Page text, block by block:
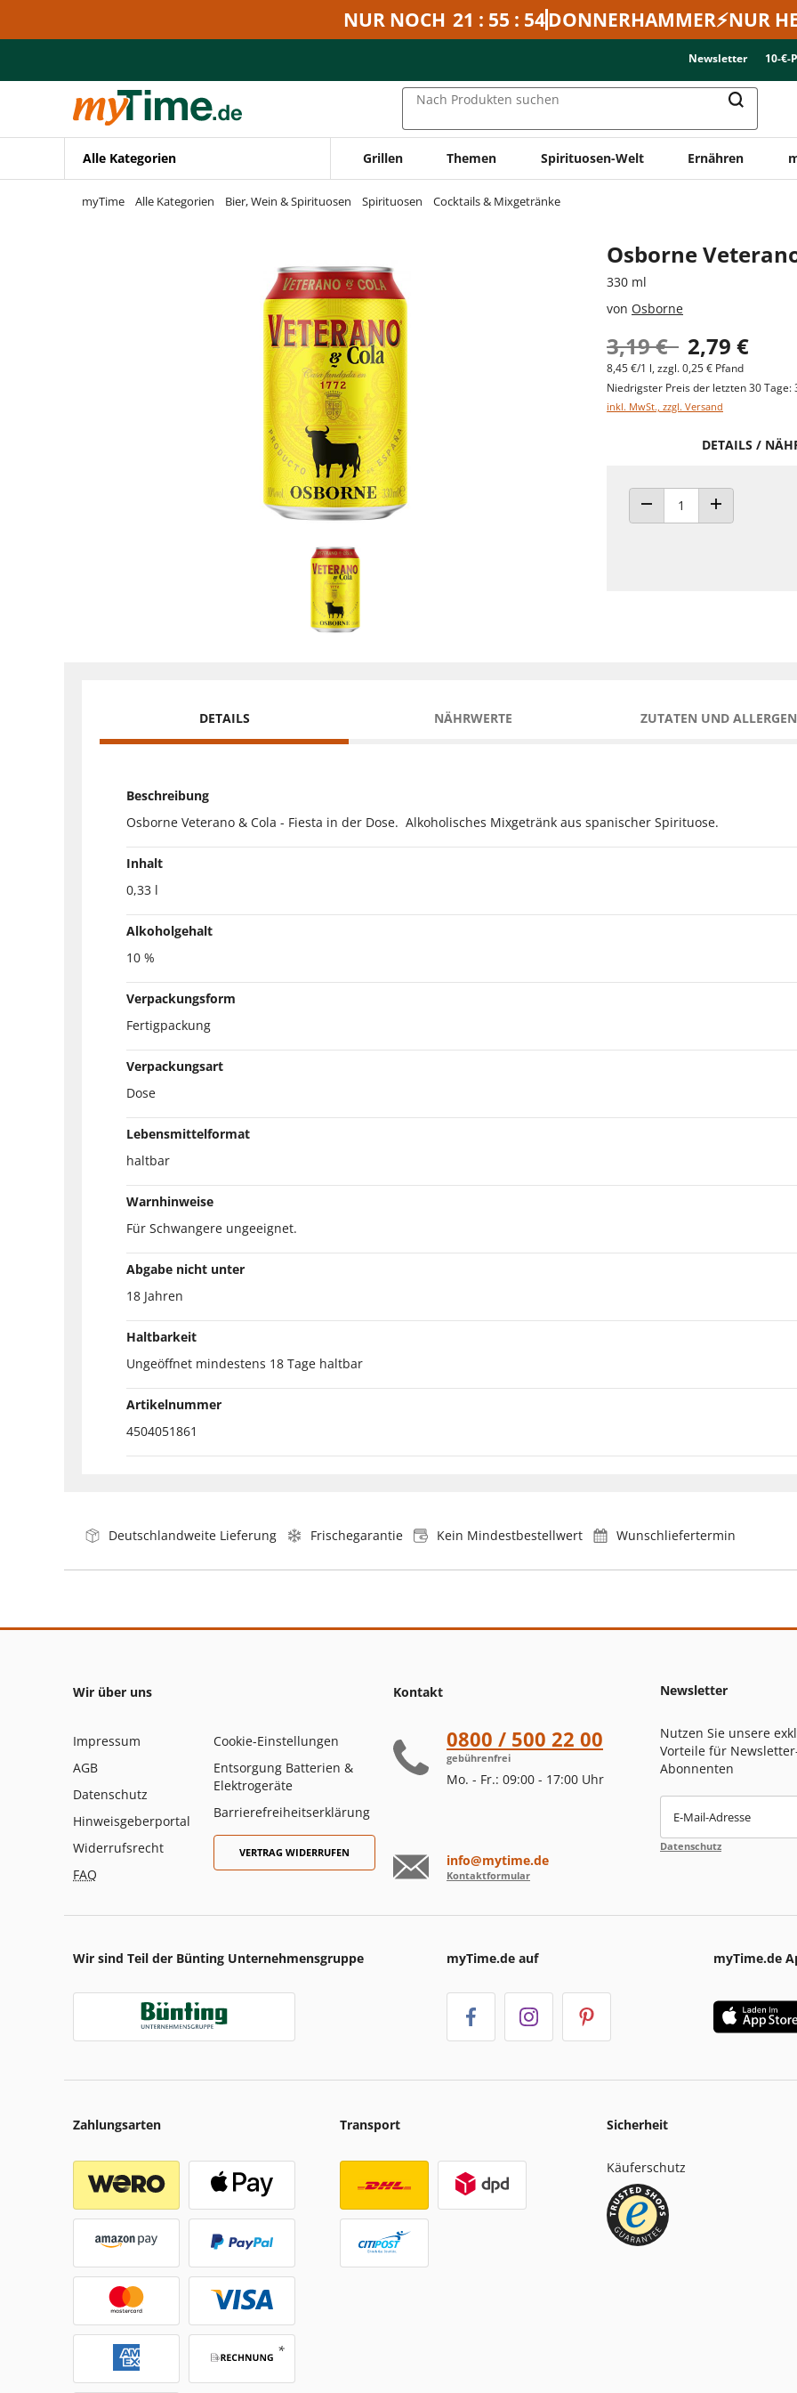
Zur Navigation springen
NUR NOCH 21 : 55 : 54DONNERHAMMER⚡NUR
Newsletter 10-€-
Nach Produkten suchen
Alle Kategorien Grillen Themen Spirituosen-Welt Ernähren
myTime Alle Kategorien Bier, Wein & Spirituosen Spirituosen Cocktails & Mixgetränke
Osborne
330 ml
von Osborne
3,19 € 2,79 €
8,45 €/1 l, zzgl. 0,25 € Pfand
Niedrigster Preis der letzten 30 Tage:
inkl. MwSt., zzgl. Versand
DETAILS /
ANZAHL VERRINGERN
ANZAHL
DETAILS NÄHRWERTE ZUTATEN UND
Beschreibung
Osborne Veterano & Cola - Fiesta in der Dose. Alkoholisches Mixgetränk aus spanischer Spirituose.
Inhalt
0,33 l
Alkoholgehalt
10 %
Verpackungsform
Fertigpackung
Verpackungsart
Dose
Lebensmittelformat
haltbar
Warnhinweise
Für Schwangere ungeeignet.
Abgabe nicht unter
18 Jahren
Haltbarkeit
Ungeöffnet mindestens 18 Tage haltbar
Artikelnummer
4504051861
Deutschlandweite Lieferung Frischegarantie Kein Mindestbestellwert Wunschliefertermin
Wir über uns
Impressum
AGB
Datenschutz
Hinweisgeberportal
Widerrufsrecht
FAQ
Cookie-Einstellungen
Entsorgung Batterien &
Elektrogeräte
Barrierefreiheitserklärung
VERTRAG WIDERRUFEN
Kontakt
0800 / 500 22 00
gebührenfrei
Mo. - Fr.: 09:00 - 17:00 Uhr
info@mytime.de
Kontaktformular
Newsletter
Nutzen Sie unsere
Vorteile für
Abonnenten
E-Mail-Adresse
Datenschutz
Wir sind Teil der Bünting Unternehmensgruppe myTime.de auf myTime.de
Zahlungsarten Transport Sicherheit
Käuferschutz